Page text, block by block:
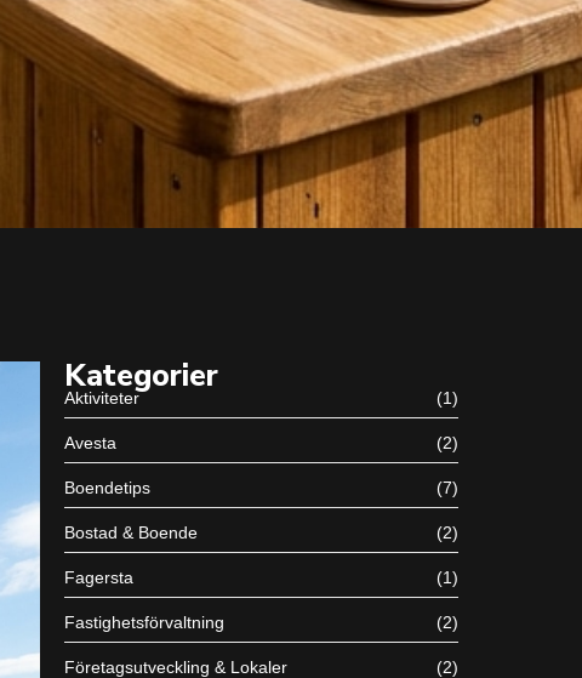
Kategorier
Aktiviteter (1)
Avesta (2)
Boendetips (7)
Bostad & Boende (2)
Fagersta (1)
Fastighetsförvaltning (2)
Företagsutveckling & Lokaler (2)